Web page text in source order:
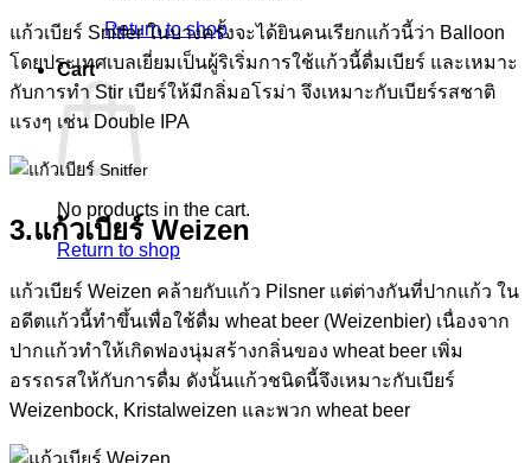
Return to shop
Cart
No products in the cart.
Return to shop
แก้วเบียร์ Snitfer ในบางครั้งจะได้ยินคนเรียกแก้วนี้ว่า Balloon
โดยประเทศเบลเยี่ยมเป็นผู้ริเริ่มการใช้แก้วนี้ดื่มเบียร์ และเหมาะ
กับการทำ Stir เบียร์ให้มีกลิ่มอโรม่า จึงเหมาะกับเบียร์รสชาติ
แรงๆ เช่น Double IPA
3.แก้วเบียร์ Weizen
แก้วเบียร์ Weizen คล้ายกับแก้ว Pilsner แต่ต่างกันที่ปากแก้ว ใน
อดีตแก้วนี้ทำขึ้นเพื่อใช้ดื่ม wheat beer (Weizenbier) เนื่องจาก
ปากแก้วทำให้เกิดฟองนุ่มสร้างกลิ่นของ wheat beer เพิ่ม
อรรถรสให้กับการดื่ม ดังนั้นแก้วชนิดนี้จึงเหมาะกับเบียร์
Weizenbock, Kristalweizen และพวก wheat beer